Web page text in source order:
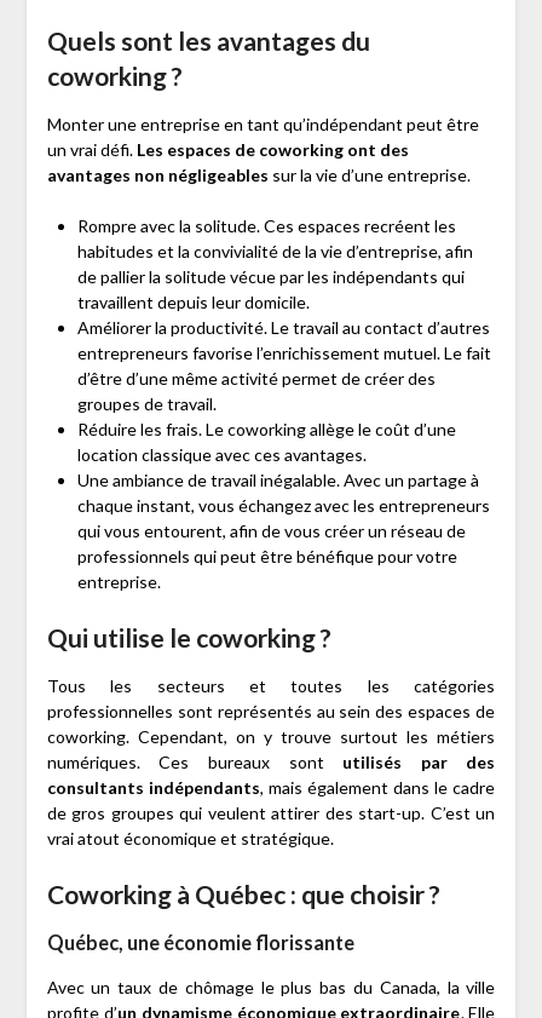
Quels sont les avantages du
coworking ?
Monter une entreprise en tant qu’indépendant peut être
un vrai défi. Les espaces de coworking ont des
avantages non négligeables sur la vie d’une entreprise.
Rompre avec la solitude. Ces espaces recréent les
habitudes et la convivialité de la vie d’entreprise, afin
de pallier la solitude vécue par les indépendants qui
travaillent depuis leur domicile.
Améliorer la productivité. Le travail au contact d’autres
entrepreneurs favorise l’enrichissement mutuel. Le fait
d’être d’une même activité permet de créer des
groupes de travail.
Réduire les frais. Le coworking allège le coût d’une
location classique avec ces avantages.
Une ambiance de travail inégalable. Avec un partage à
chaque instant, vous échangez avec les entrepreneurs
qui vous entourent, afin de vous créer un réseau de
professionnels qui peut être bénéfique pour votre
entreprise.
Qui utilise le coworking ?
Tous les secteurs et toutes les catégories
professionnelles sont représentés au sein des espaces de
coworking. Cependant, on y trouve surtout les métiers
numériques. Ces bureaux sont utilisés par des
consultants indépendants, mais également dans le cadre
de gros groupes qui veulent attirer des start-up. C’est un
vrai atout économique et stratégique.
Coworking à Québec : que choisir ?
Québec, une économie florissante
Avec un taux de chômage le plus bas du Canada, la ville
profite d’un dynamisme économique extraordinaire. Elle